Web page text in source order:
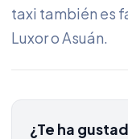
taxi también es
Luxor o Asuán.
¿Te ha